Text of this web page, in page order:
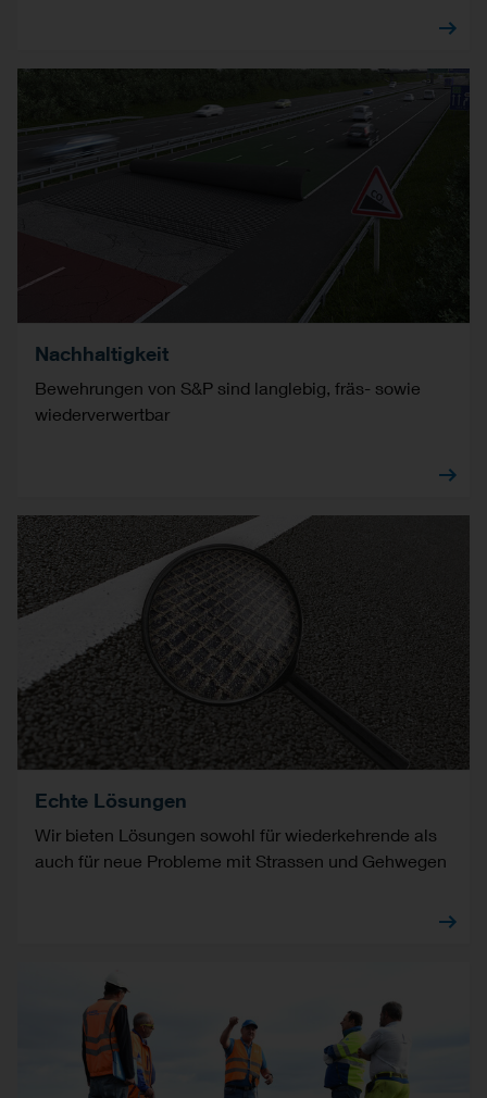
Nachhaltigkeit
Bewehrungen von S&P sind langlebig, fräs- sowie
wiederverwertbar
Echte Lösungen
Wir bieten Lösungen sowohl für wiederkehrende als
auch für neue Probleme mit Strassen und Gehwegen